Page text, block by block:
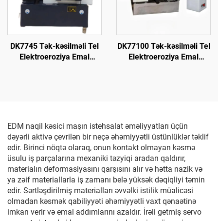
DK7745 Tək-kəsilməli Tel
Elektroeroziya Emal
DK77100 Tək-kəsilməli Tel
Elektroeroziya Emal
EDM naqil kəsici maşın istehsalat əməliyyatları üçün
dəyərli aktivə çevrilən bir neçə əhəmiyyətli üstünlüklər təklif
edir. Birinci nöqtə olaraq, onun kontakt olmayan kəsmə
üsulu iş parçalarına mexaniki təzyiqi aradan qaldırır,
materialın deformasiyasını qarşısını alır və hətta nazik və
ya zəif materiallarla iş zamanı belə yüksək dəqiqliyi təmin
edir. Sərtləşdirilmiş materialları əvvəlki istilik müalicəsi
olmadan kəsmək qabiliyyəti əhəmiyyətli vaxt qənaətinə
imkan verir və emal addımlarını azaldır. İrəli getmiş servo